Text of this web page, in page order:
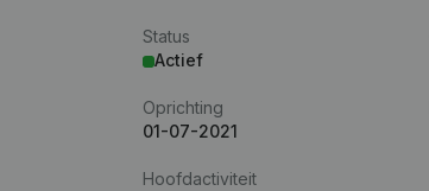
Status
Actief
Oprichting
01-07-2021
Hoofdactiviteit